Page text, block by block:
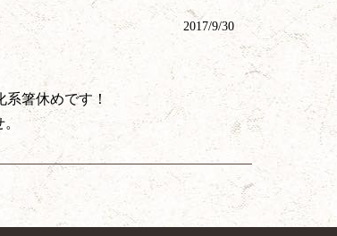
2017/9/30
箸休めです！